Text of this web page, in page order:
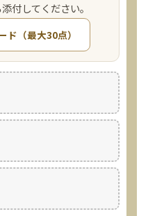
付してください。
（最大30点）